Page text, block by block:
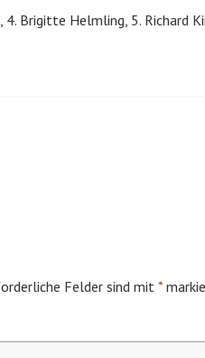
Brigitte Helmling, 5. Richard
Felder sind mit *